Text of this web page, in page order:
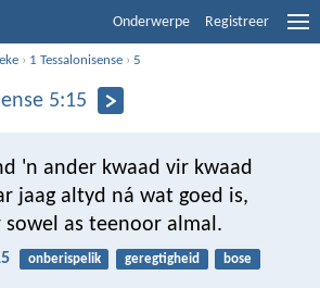
Onderwerpe Registreer
› 1 Tessalonisense ›5
5:15
'n ander kwaad vir kwaad
jaag altyd ná wat goed is,
as teenoor almal.
onberispelik geregtigheid bose